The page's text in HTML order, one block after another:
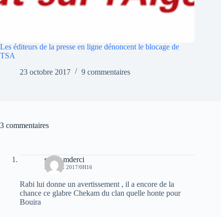
Les éditeurs de la presse en ligne dénoncent le blocage de
TSA
23 octobre 2017
9 commentaires
3 commentaires
samir mderci
3 AVRIL 2017/0H16
Rabi lui donne un avertissement , il a encore de la
chance ce glabre Chekam du clan quelle honte pour
Bouira